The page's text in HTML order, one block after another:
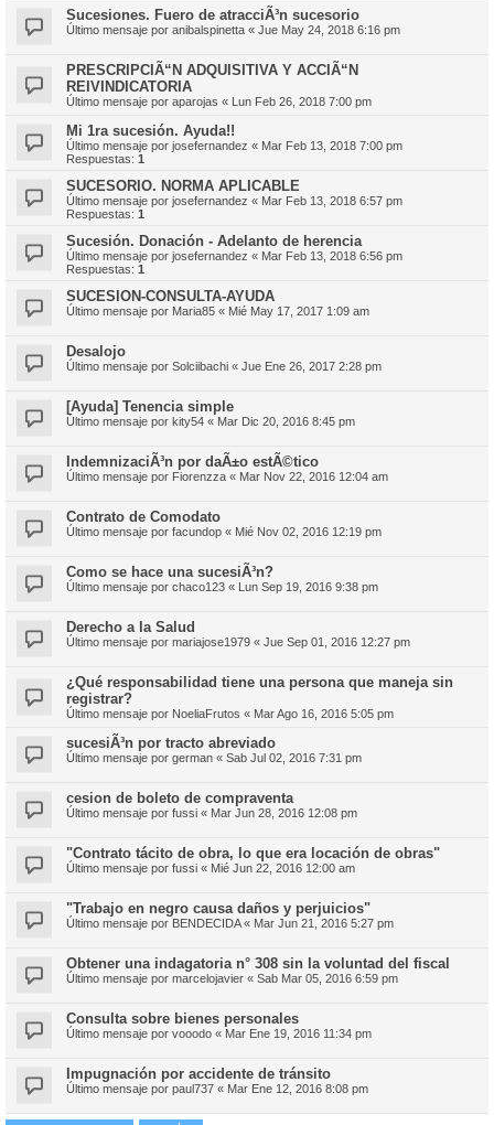
Sucesiones. Fuero de atracciÃ³n sucesorio
Último mensaje por anibalspinetta « Jue May 24, 2018 6:16 pm
PRESCRIPCIÃ“N ADQUISITIVA Y ACCIÃ“N
REIVINDICATORIA
Último mensaje por aparojas « Lun Feb 26, 2018 7:00 pm
Mi 1ra sucesión. Ayuda!!
Último mensaje por josefernandez « Mar Feb 13, 2018 7:00 pm
Respuestas: 1
SUCESORIO. NORMA APLICABLE
Último mensaje por josefernandez « Mar Feb 13, 2018 6:57 pm
Respuestas: 1
Sucesión. Donación - Adelanto de herencia
Último mensaje por josefernandez « Mar Feb 13, 2018 6:56 pm
Respuestas: 1
SUCESION-CONSULTA-AYUDA
Último mensaje por Maria85 « Mié May 17, 2017 1:09 am
Desalojo
Último mensaje por Solciibachi « Jue Ene 26, 2017 2:28 pm
[Ayuda] Tenencia simple
Último mensaje por kity54 « Mar Dic 20, 2016 8:45 pm
IndemnizaciÃ³n por daÃ±o estÃ©tico
Último mensaje por Fiorenzza « Mar Nov 22, 2016 12:04 am
Contrato de Comodato
Último mensaje por facundop « Mié Nov 02, 2016 12:19 pm
Como se hace una sucesiÃ³n?
Último mensaje por chaco123 « Lun Sep 19, 2016 9:38 pm
Derecho a la Salud
Último mensaje por mariajose1979 « Jue Sep 01, 2016 12:27 pm
¿Qué responsabilidad tiene una persona que maneja sin
registrar?
Último mensaje por NoeliaFrutos « Mar Ago 16, 2016 5:05 pm
sucesiÃ³n por tracto abreviado
Último mensaje por german « Sab Jul 02, 2016 7:31 pm
cesion de boleto de compraventa
Último mensaje por fussi « Mar Jun 28, 2016 12:08 pm
"Contrato tácito de obra, lo que era locación de obras"
Último mensaje por fussi « Mié Jun 22, 2016 12:00 am
"Trabajo en negro causa daños y perjuicios"
Último mensaje por BENDECIDA« Mar Jun 21, 2016 5:27 pm
Obtener una indagatoria n° 308 sin la voluntad del fiscal
Último mensaje por marcelojavier « Sab Mar 05, 2016 6:59 pm
Consulta sobre bienes personales
Último mensaje por vooodo « Mar Ene 19, 2016 11:34 pm
Impugnación por accidente de tránsito
Último mensaje por paul737 « Mar Ene 12, 2016 8:08 pm